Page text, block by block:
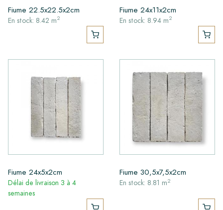
Fiume 22.5x22.5x2cm
En stock: 8.42 m2
Fiume 24x11x2cm
En stock: 8.94 m2
Fiume 24x5x2cm
Délai de livraison 3 à 4
semaines
Fiume 30,5x7,5x2cm
En stock: 8.81 m2